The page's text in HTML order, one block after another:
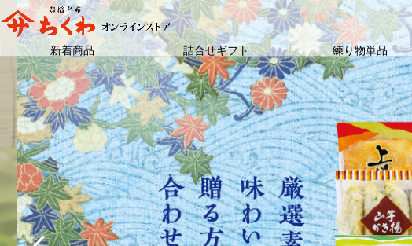
新着商品 詰合せギフト 練り物単品